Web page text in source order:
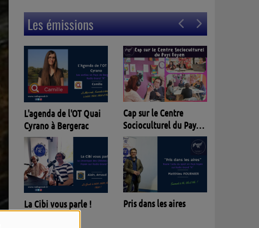
Les émissions
Cap sur le Centre
Socioculturel du Pays
Foyen
Pris dans les aires
Entracte
Parlèm nostra lenga